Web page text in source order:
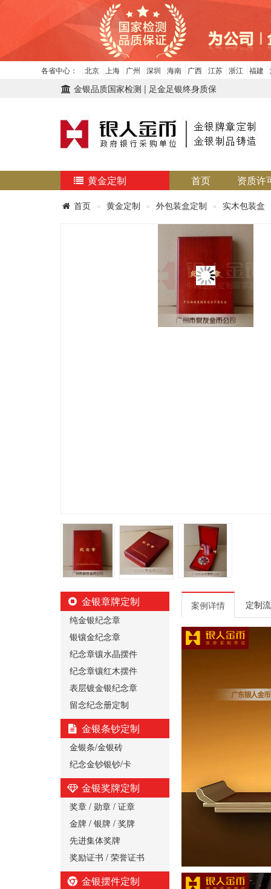
各省中心： 北京 上海 广州 深圳 海南 广西 江苏 浙江 福建
金银品质国家检测 | 足金足银终身质保
黄金定制 首页 资质许
首页 黄金定制 外包装盒定制 实木包装盒
金银章牌定制
纯金银纪念章
银镶金纪念章
纪念章镶水晶摆件
纪念章镶红木摆件
表层镀金银纪念章
留念纪念册定制
金银条钞定制
金银条/金银砖
纪念金钞银钞/卡
金银奖牌定制
奖章 / 勋章 / 证章
金牌 / 银牌 / 奖牌
先进集体奖牌
奖励证书 / 荣誉证书
金银摆件定制
案例详情 定制